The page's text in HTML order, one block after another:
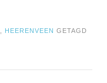
HEERENVEEN GETAGD